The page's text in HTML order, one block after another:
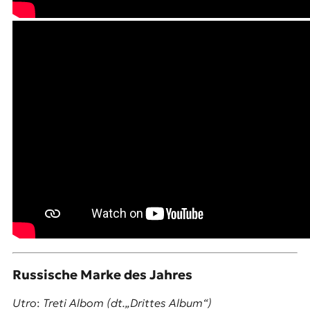
Russische Marke des Jahres
Utro: Treti Albom (dt.„Drittes Album“)